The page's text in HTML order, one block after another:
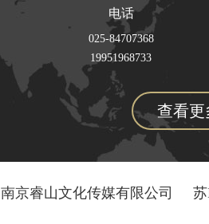
电话
025-84707368
19951968733
查看更
南京睿山文化传媒有限公司